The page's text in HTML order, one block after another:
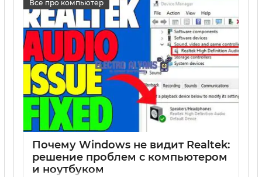
Все про компьютер
Почему Windows не видит Realtek:
решение проблем с компьютером
и ноутбуком